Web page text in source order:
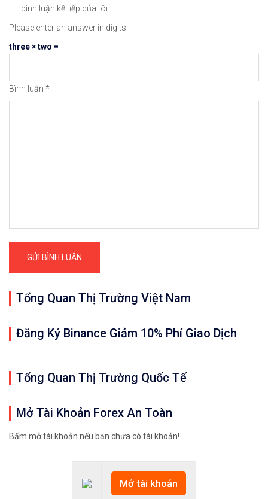
#icmarkets #exness #taichinh #dautu #chungkhoan
bình luận kế tiếp của tôi.
Please enter an answer in digits:
three × two =
Bình luận *
Tổng Quan Thị Trường Việt Nam
Đăng Ký Binance Giảm 10% Phí Giao Dịch
Tổng Quan Thị Trường Quốc Tế
Mở Tài Khoản Forex An Toàn
Bấm mở tài khoản nếu bạn chưa có tài khoản!
Mở tài khoản